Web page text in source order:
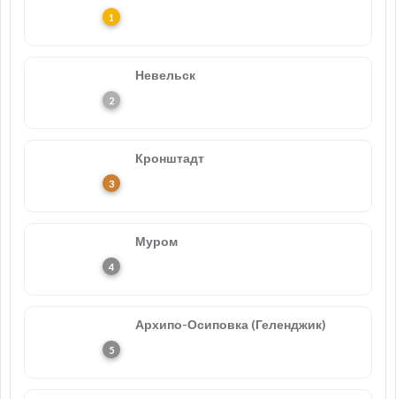
Невельск
Кронштадт
Муром
Архипо-Осиповка (Геленджик)